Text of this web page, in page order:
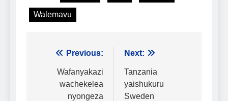
Walemavu
Urambazaji
chapisho
Previous:
Wafanyakazi
wachekelea
nyongeza
Next:
Tanzania
yaishukuru
Sweden